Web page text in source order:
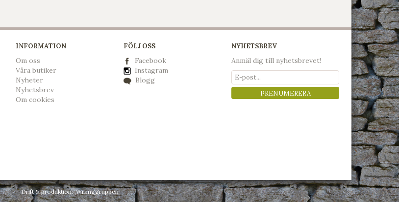
INFORMATION
Om oss
Våra butiker
Nyheter
Nyhetsbrev
Om cookies
FÖLJ OSS
Facebook
Instagram
Blogg
NYHETSBREV
Anmäl dig till nyhetsbrevet!
PRENUMERERA
Drift & produktion:Wikinggruppen